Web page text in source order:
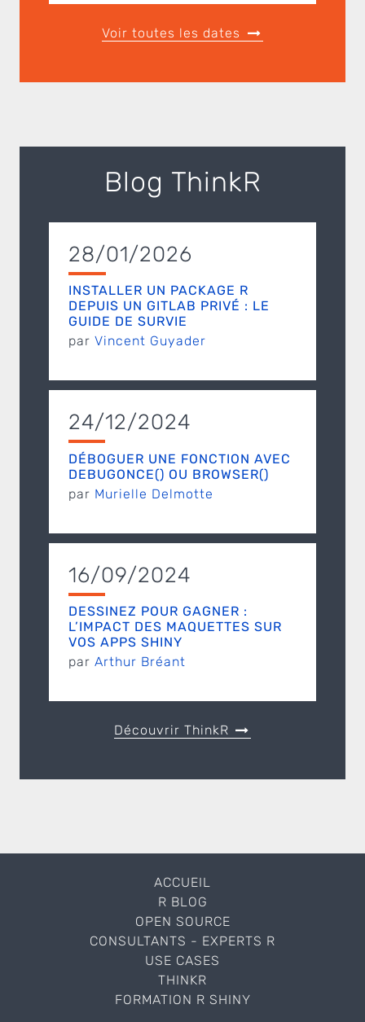
Voir toutes les dates
Blog ThinkR
28/01/2026
INSTALLER UN PACKAGE R
DEPUIS UN GITLAB PRIVÉ : LE
GUIDE DE SURVIE
par Vincent Guyader
24/12/2024
DÉBOGUER UNE FONCTION AVEC
DEBUGONCE() OU BROWSER()
par Murielle Delmotte
16/09/2024
DESSINEZ POUR GAGNER :
L’IMPACT DES MAQUETTES SUR
VOS APPS SHINY
par Arthur Bréant
Découvrir ThinkR
ACCUEIL
R BLOG
OPEN SOURCE
CONSULTANTS - EXPERTS R
USE CASES
THINKR
FORMATION R SHINY